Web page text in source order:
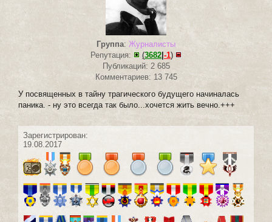
Группа: Журналисты
Репутация:
(3682 -1)
Публикаций: 2 685
Комментариев: 13 745
У посвященных в тайну трагического будущего начиналась
паника. - ну это всегда так было...хочется жить вечно.+++
Зарегистрирован:
19.08.2017